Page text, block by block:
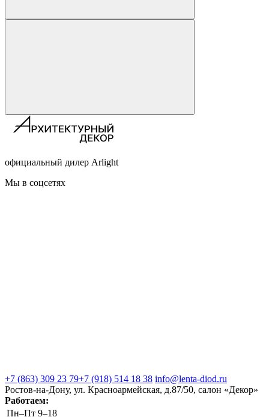
официальный дилер Arlight
Мы в соцсетях
+7 (863) 309 23 79+7 (918) 514 18 38 info@lenta-diod.ru
Ростов-на-Дону, ул. Красноармейская, д.87/50, салон «Декор»
Работаем:
Пн–Пт 9–18